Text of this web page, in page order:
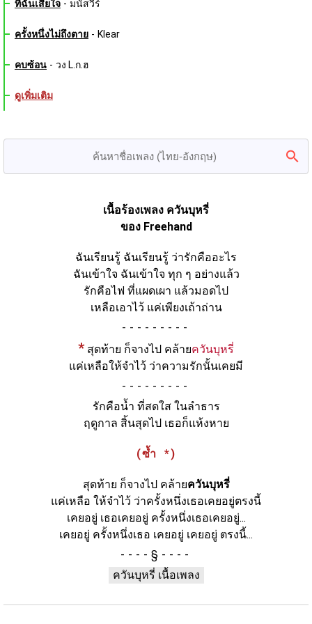
ที่ฉันเสียใจ - มนัสวีร์
ครั้งหนึ่งไม่ถึงตาย - Klear
คบซ้อน - วง L.ก.ฮ
ดูเพิ่มเติม
เนื้อร้องเพลง ควันบุหรี่
ของ Freehand
ฉันเรียนรู้ ฉันเรียนรู้ ว่ารักคืออะไร
ฉันเข้าใจ ฉันเข้าใจ ทุก ๆ อย่างแล้ว
รักคือไฟ ที่แผดเผา แล้วมอดไป
เหลือเอาไว้ แค่เพียงเถ้าถ่าน
-
* สุดท้าย ก็จางไป คล้ายควันบุหรี่
แค่เหลือให้จำไว้ ว่าความรักนั้นเคยมี
-
รักคือน้ำ ที่สดใส ในลำธาร
ฤดูกาล สิ้นสุดไป เธอก็แห้งหาย
(ซ้ำ *)
สุดท้าย ก็จางไป คล้ายควันบุหรี่
แค่เหลือ ให้จำไว้ ว่าครั้งหนึ่งเธอเคยอยู่ตรงนี้
เคยอยู่ เธอเคยอยู่ ครั้งหนึ่งเธอเคยอยู่...
เคยอยู่ ครั้งหนึ่งเธอ เคยอยู่ เคยอยู่ ตรงนี้...
§
ควันบุหรี่ เนื้อเพลง